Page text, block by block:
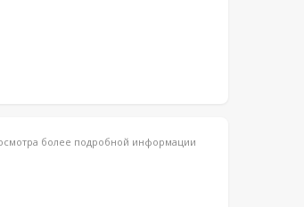
более подробной информации